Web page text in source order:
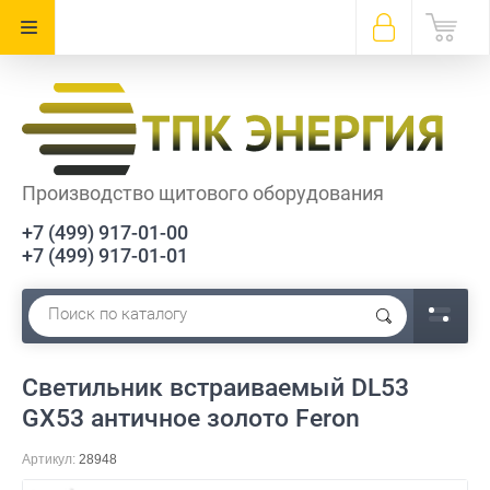
Производство щитового оборудования
+7 (499) 917-01-00
+7 (499) 917-01-01
Светильник встраиваемый DL53
GX53 античное золото Feron
Артикул: 28948